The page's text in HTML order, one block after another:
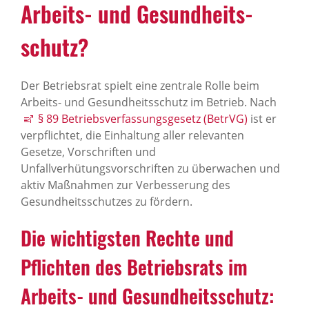
Arbeits- und Gesund­heits­
schutz?
Der Betriebsrat spielt eine zentrale Rolle beim
Arbeits- und Gesundheitsschutz im Betrieb. Nach
§ 89 Betriebsverfassungsgesetz (BetrVG) ist er
verpflichtet, die Einhaltung aller relevanten
Gesetze, Vorschriften und
Unfallverhütungsvorschriften zu überwachen und
aktiv Maßnahmen zur Verbesserung des
Gesundheitsschutzes zu fördern.
Die wich­tigsten Rechte und
Pflichten des Betriebs­rats im
Arbeits- und Gesund­heits­schutz: